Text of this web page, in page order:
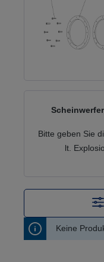
Bitte geben Sie
lt.
Keine